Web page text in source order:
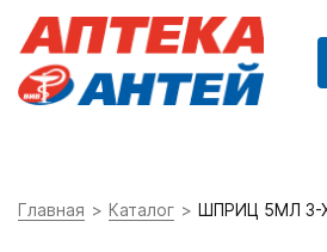
Главная Каталог ШПРИЦ 5МЛ 3-